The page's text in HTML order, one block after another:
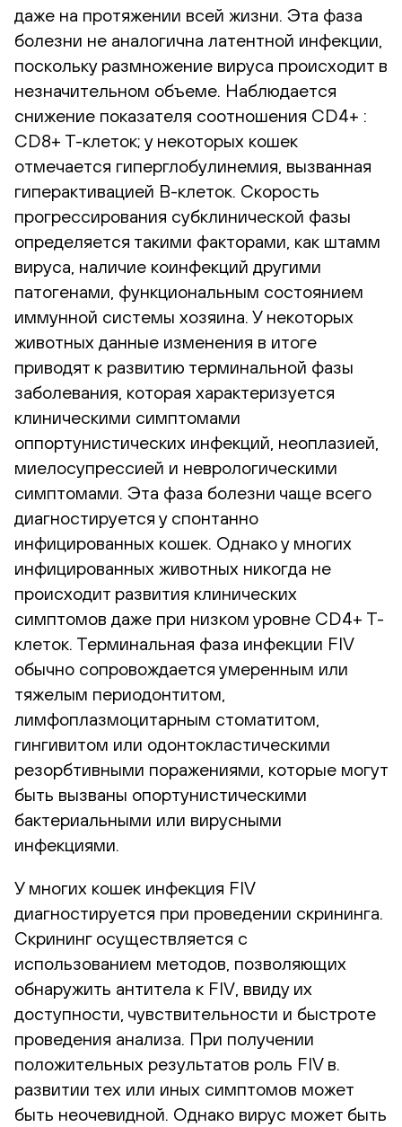
даже на протяжении всей жизни. Эта фаза
болезни не аналогична латентной инфекции,
поскольку размножение вируса происходит в
незначительном объеме. Наблюдается
снижение показателя соотношения CD4+ :
CD8+ T-клеток; у некоторых кошек
отмечается гиперглобулинемия, вызванная
гиперактивацией B-клеток. Скорость
прогрессирования субклинической фазы
определяется такими факторами, как штамм
вируса, наличие коинфекций другими
патогенами, функциональным состоянием
иммунной системы хозяина. У некоторых
животных данные изменения в итоге
приводят к развитию терминальной фазы
заболевания, которая характеризуется
клиническими симптомами
оппортунистических инфекций, неоплазией,
миелосупрессией и неврологическими
симптомами. Эта фаза болезни чаще всего
диагностируется у спонтанно
инфицированных кошек. Однако у многих
инфицированных животных никогда не
происходит развития клинических
симптомов даже при низком уровне CD4+ T-
клеток. Терминальная фаза инфекции FIV
обычно сопровождается умеренным или
тяжелым периодонтитом,
лимфоплазмоцитарным стоматитом,
гингивитом или одонтокластическими
резорбтивными поражениями, которые могут
быть вызваны опортунистическими
бактериальными или вирусными
инфекциями.
У многих кошек инфекция FIV
диагностируется при проведении скрининга.
Скрининг осуществляется с
использованием методов, позволяющих
обнаружить антитела к FIV, ввиду их
доступности, чувствительности и быстроте
проведения анализа. При получении
положительных результатов роль FIV в.
развитии тех или иных симптомов может
быть неочевидной. Однако вирус может быть